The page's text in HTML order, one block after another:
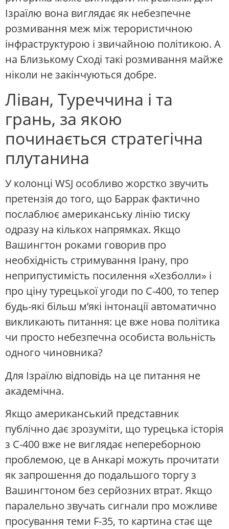
Ізраїлю вона виглядає як небезпечне
розмивання меж між терористичною
інфраструктурою і звичайною політикою. А
на Близькому Сході такі розмивання майже
ніколи не закінчуються добре.
Ліван, Туреччина і та
грань, за якою
починається стратегічна
плутанина
У колонці WSJ особливо жорстко звучить
претензія до того, що Баррак фактично
послаблює американську лінію тиску
одразу на кількох напрямках. Якщо
Вашингтон роками говорив про
необхідність стримування Ірану, про
неприпустимість посилення «Хезболли» і
про ціну турецької угоди по С-400, то тепер
будь-які більш м’які інтонації автоматично
викликають питання: це вже нова політика
чи просто небезпечна особиста вольність
одного чиновника?
Для Ізраїлю відповідь на це питання не
академічна.
Якщо американський представник
публічно дає зрозуміти, що турецька історія
з С-400 вже не виглядає непереборною
проблемою, це в Анкарі можуть прочитати
як запрошення до подальшого торгу з
Вашингтоном без серйозних втрат. Якщо
паралельно звучать сигнали про можливе
просування теми F-35, то картина стає ще